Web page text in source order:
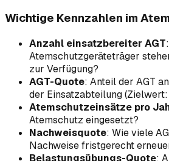
Wichtige Kennzahlen im
Anzahl einsatzbereiter AGT
Atemschutzgeräteträger
zur Verfügung?
AGT-Quote: Anteil der AGT
der Einsatzabteilung
Atemschutzeinsätze pro
Atemschutz eingesetzt?
Nachweisquote: Wie viele
Nachweise fristgerecht
Belastungsübungs-Quote: